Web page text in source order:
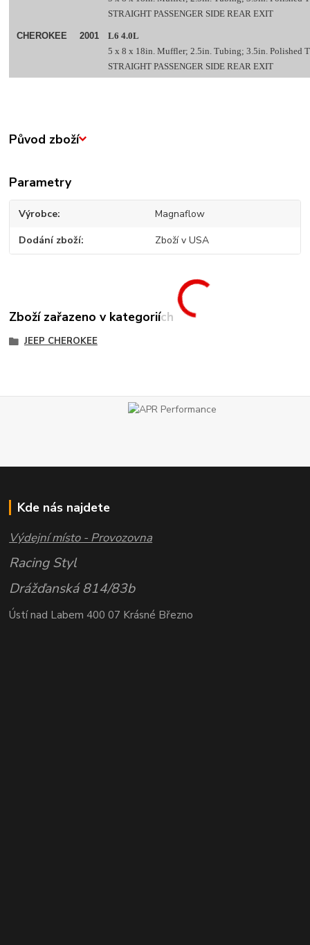
STRAIGHT PASSENGER SIDE REAR EXIT
CHEROKEE 2001
L6 4.0L
5 x 8 x 18in. Muffler; 2.5in. Tubing; 3.5in. Polished
STRAIGHT PASSENGER SIDE REAR EXIT
Původ zboží
Parametry
Výrobce Magnaflow
Dodání zboží Zboží v USA
Zboží zařazeno v kategoriích
JEEP CHEROKEE
Kde nás najdete
Výdejní místo - Provozovna
Racing Styl
Drážďanská 814/83b
Ústí nad Labem 400 07 Krásné Březno